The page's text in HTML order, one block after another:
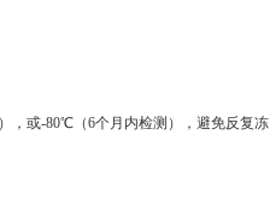
，或-80℃（6个月内检测），避免反复冻